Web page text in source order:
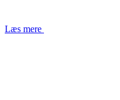
Læs mere